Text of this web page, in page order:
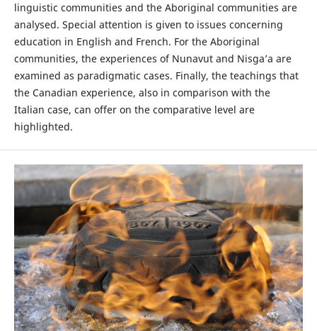
linguistic communities and the Aboriginal communities are
analysed. Special attention is given to issues concerning
education in English and French. For the Aboriginal
communities, the experiences of Nunavut and Nisga’a are
examined as paradigmatic cases. Finally, the teachings that
the Canadian experience, also in comparison with the
Italian case, can offer on the comparative level are
highlighted.